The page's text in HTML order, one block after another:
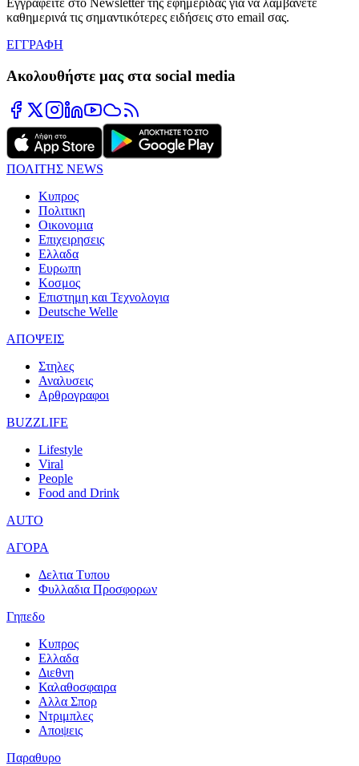
Εγγραφείτε στο Newsletter της εφημερίδας για να λαμβάνετε
καθημερινά τις σημαντικότερες ειδήσεις στο email σας.
ΕΓΓΡΑΦΗ
Ακολουθήστε μας στα social media
ΠΟΛΙΤΗΣ NEWS
Κυπρος
Πολιτικη
Οικονομια
Επιχειρησεις
Ελλαδα
Ευρωπη
Κοσμος
Επιστημη και Τεχνολογια
Deutsche Welle
ΑΠΟΨΕΙΣ
Στηλες
Αναλυσεις
Αρθρογραφοι
BUZZLIFE
Lifestyle
Viral
People
Food and Drink
AUTO
ΑΓΟΡΑ
Δελτια Τυπου
Φυλλαδια Προσφορων
Γηπεδο
Κυπρος
Ελλαδα
Διεθνη
Καλαθοσφαιρα
Αλλα Σπορ
Ντριμπλες
Αποψεις
Παραθυρο